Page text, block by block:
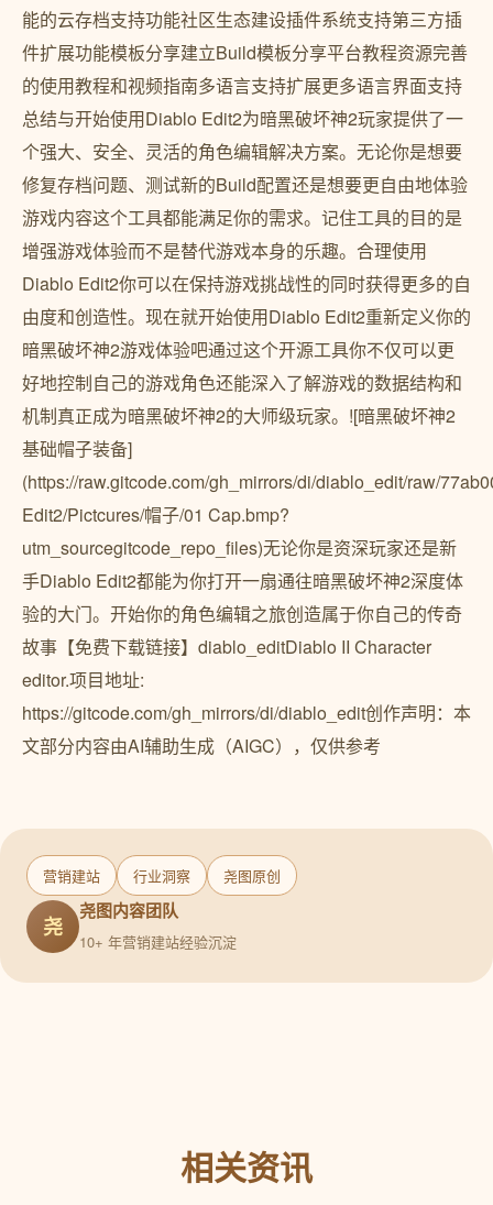
能的云存档支持功能社区生态建设插件系统支持第三方插
件扩展功能模板分享建立Build模板分享平台教程资源完善
的使用教程和视频指南多语言支持扩展更多语言界面支持
总结与开始使用Diablo Edit2为暗黑破坏神2玩家提供了一
个强大、安全、灵活的角色编辑解决方案。无论你是想要
修复存档问题、测试新的Build配置还是想要更自由地体验
游戏内容这个工具都能满足你的需求。记住工具的目的是
增强游戏体验而不是替代游戏本身的乐趣。合理使用
Diablo Edit2你可以在保持游戏挑战性的同时获得更多的自
由度和创造性。现在就开始使用Diablo Edit2重新定义你的
暗黑破坏神2游戏体验吧通过这个开源工具你不仅可以更
好地控制自己的游戏角色还能深入了解游戏的数据结构和
机制真正成为暗黑破坏神2的大师级玩家。![暗黑破坏神2
基础帽子装备]
(https://raw.gitcode.com/gh_mirrors/di/diablo_edit/raw/
Edit2/Pictcures/帽子/01 Cap.bmp?
utm_sourcegitcode_repo_files)无论你是资深玩家还是新
手Diablo Edit2都能为你打开一扇通往暗黑破坏神2深度体
验的大门。开始你的角色编辑之旅创造属于你自己的传奇
故事【免费下载链接】diablo_editDiablo II Character
editor.项目地址:
https://gitcode.com/gh_mirrors/di/diablo_edit创作声明：本
文部分内容由AI辅助生成（AIGC），仅供参考
营销建站 行业洞察 尧图原创
尧
尧图内容团队
10+ 年营销建站经验沉淀
相关资讯